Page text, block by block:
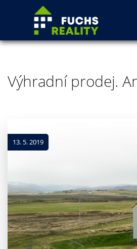
Výhradní prodej.
13. 5. 2019